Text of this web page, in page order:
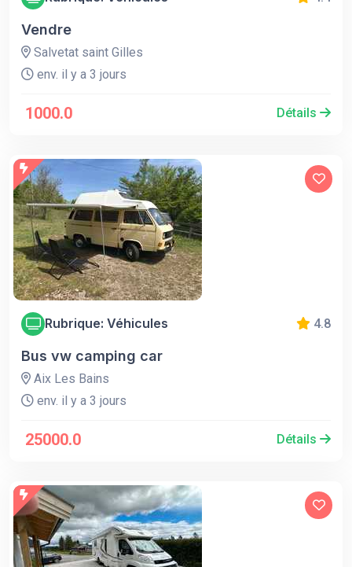
Vendre
Salvetat saint Gilles
env. il y a 3 jours
1000.0 Détails
Rubrique: Véhicules 4.8
Bus vw camping car
Aix Les Bains
env. il y a 3 jours
25000.0 Détails